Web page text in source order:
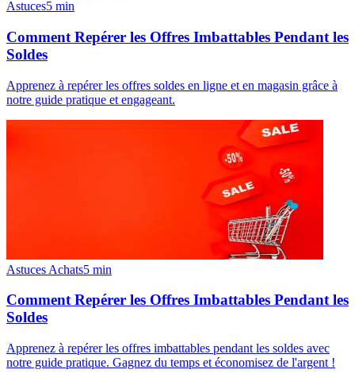
Astuces5 min
Comment Repérer les Offres Imbattables Pendant les
Soldes
Apprenez à repérer les offres soldes en ligne et en magasin grâce à
notre guide pratique et engageant.
Astuces Achats5 min
Comment Repérer les Offres Imbattables Pendant les
Soldes
Apprenez à repérer les offres imbattables pendant les soldes avec
notre guide pratique. Gagnez du temps et économisez de l'argent !